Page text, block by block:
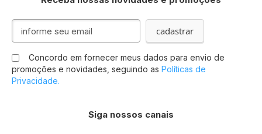
Inscreva-
nossa
Newsletter:
cadastrar
Concordo em fornecer meus dados para envio de
promoções e novidades, seguindo as Políticas de
Privacidade.
Siga nossos canais